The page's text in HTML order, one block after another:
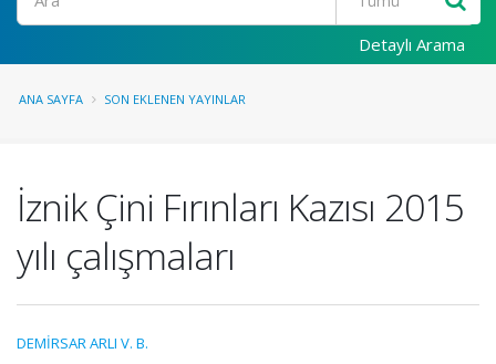
Detaylı Arama
ANA SAYFA SON EKLENEN YAYINLAR
İznik Çini Fırınları Kazısı 2015
yılı çalışmaları
DEMİRSAR ARLI V. B.